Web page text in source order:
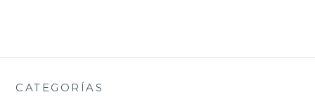
CATEGORÍAS